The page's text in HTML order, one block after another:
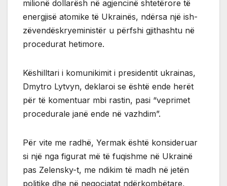
milionë dollarësh në agjencinë shtetërore të
energjisë atomike të Ukrainës, ndërsa një ish-
zëvendëskryeministër u përfshi gjithashtu në
procedurat hetimore.
Këshilltari i komunikimit i presidentit ukrainas,
Dmytro Lytvyn, deklaroi se është ende herët
për të komentuar mbi rastin, pasi “veprimet
procedurale janë ende në vazhdim”.
Për vite me radhë, Yermak është konsideruar
si një nga figurat më të fuqishme në Ukrainë
pas Zelensky-t, me ndikim të madh në jetën
politike dhe në negociatat ndërkombëtare,